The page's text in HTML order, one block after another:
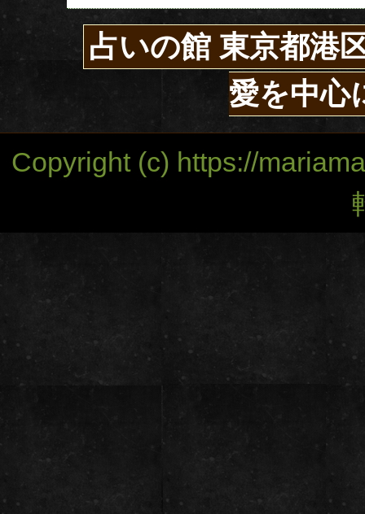
占いの館 東京都港
愛を中心
Copyright (c) https://